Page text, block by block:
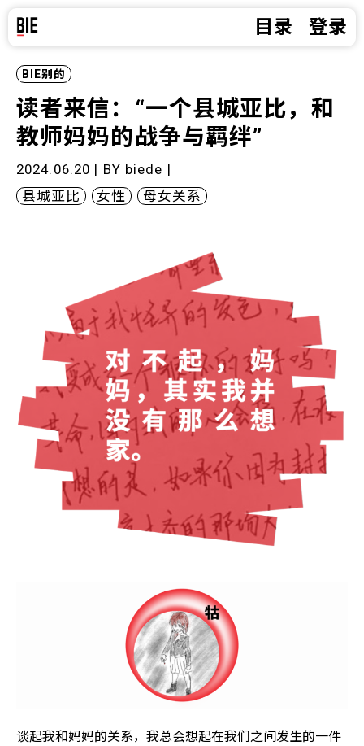
目录 登录
BIE别的
读者来信：“一个县城亚比，和
教师妈妈的战争与羁绊”
2024.06.20 | BY biede |
县城亚比
女性 母女关系
谈起我和妈妈的关系，我总会想起在我们之间发生的一件